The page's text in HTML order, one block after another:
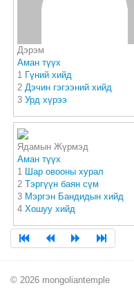
Дэрэм
Аман түүх
1 Гүний хийд
2 Дэчин гэгээний хийд
3 Урд хүрээ
Ядамын Жүрмэд
Аман түүх
1 Шар овооны хурал
2 Тэргүүн баян сүм
3 Мэргэн Бандидын хийд
4 Хошуу хийд
© 2026 mongoliantemple